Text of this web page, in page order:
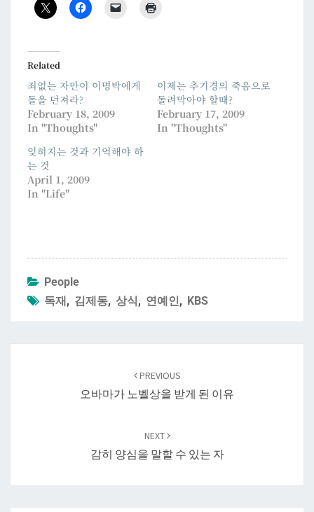
Related
죄없는 자만이 이명박에게
돌을 던져라?
February 18, 2009
In "Thoughts"
이제는 추기경의 죽음으로
돌려막아야 할때?
February 17, 2009
In "Thoughts"
잊혀지는 것과 기억해야 하
는 것
April 1, 2009
In "Life"
People
독재, 김제동, 상식, 연예인, KBS
PREVIOUS
오바마가 노벨상을 받게 된 이유
NEXT
감히 양심을 말할 수 있는 자